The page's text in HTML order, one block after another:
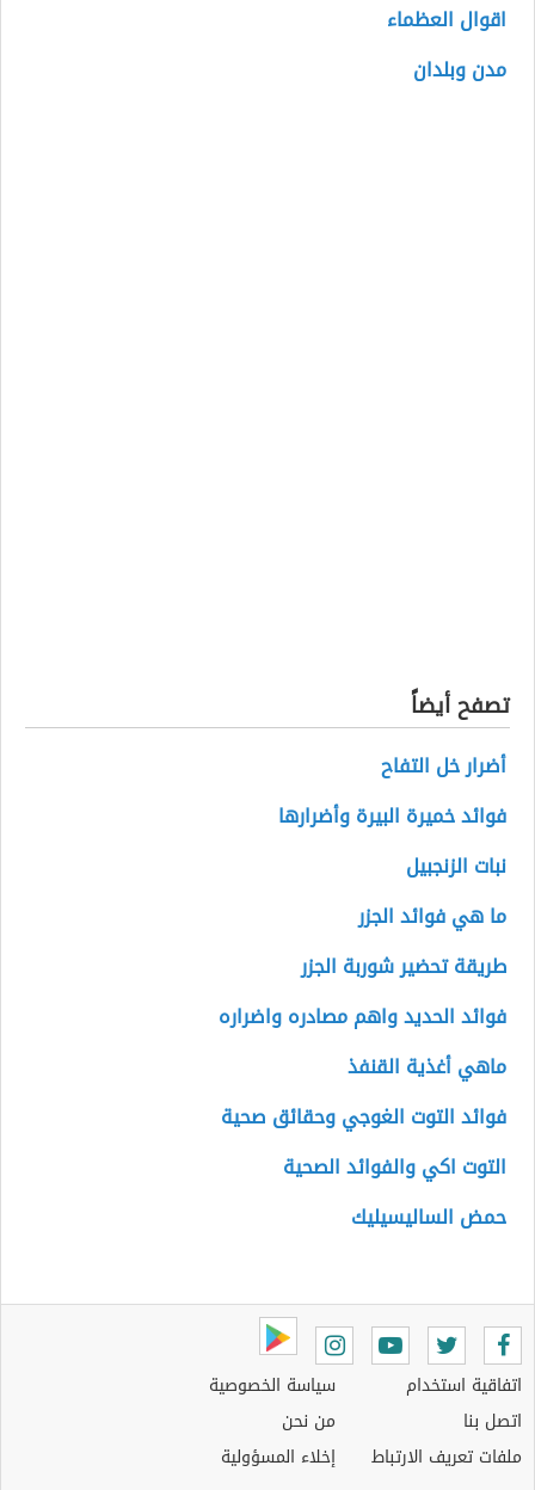
اقوال العظماء
مدن وبلدان
تصفح أيضاً
أضرار خل التفاح
فوائد خميرة البيرة وأضرارها
نبات الزنجبيل
ما هي فوائد الجزر
طريقة تحضير شوربة الجزر
فوائد الحديد واهم مصادره واضراره
ماهي أغذية القنفذ
فوائد التوت الغوجي وحقائق صحية
التوت اكي والفوائد الصحية
حمض الساليسيليك
اتفاقية استخدام
اتصل بنا
ملفات تعريف الارتباط
سياسة الخصوصية
من نحن
إخلاء المسؤولية